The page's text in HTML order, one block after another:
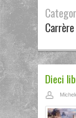
Carrère
Dieci